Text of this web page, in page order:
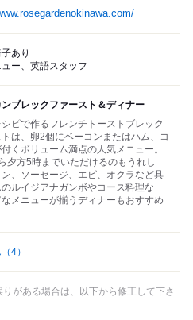
あり
ー、英語スタッフ
ブレックファースト＆ディナー
ピで作るフレンチトーストブレック
は、卵2個にベーコンまたはハム、コ
くボリューム満点の人気メニュー。
夕方5時までいただけるのもうれし
、ソーセージ、エビ、オクラなど具
ルイジアナガンボやコース料理な
なメニューが揃うディナーもおすすめ
（4）
がある場合は、以下から修正して下さ